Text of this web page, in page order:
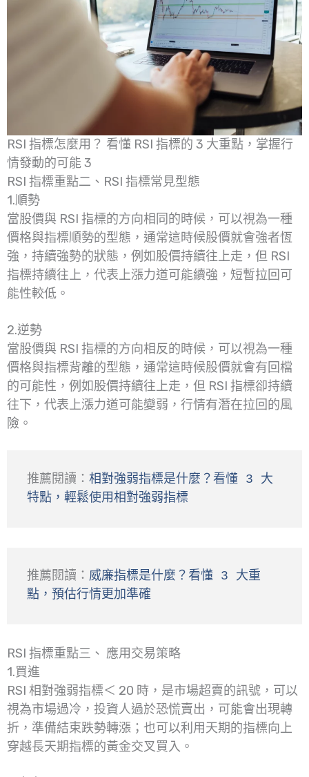
RSI 指標怎麼用？ 看懂 RSI 指標的 3 大重點，掌握行
情發動的可能 3
RSI 指標重點二、RSI 指標常見型態
1.順勢
當股價與 RSI 指標的方向相同的時候，可以視為一種
價格與指標順勢的型態，通常這時候股價就會強者恆
強，持續強勢的狀態，例如股價持續往上走，但 RSI
指標持續往上，代表上漲力道可能續強，短暫拉回可
能性較低。
2.逆勢
當股價與 RSI 指標的方向相反的時候，可以視為一種
價格與指標背離的型態，通常這時候股價就會有回檔
的可能性，例如股價持續往上走，但 RSI 指標卻持續
往下，代表上漲力道可能變弱，行情有潛在拉回的風
險。
推薦閱讀： 相對強弱指標是什麼？看懂 3 大
特點，輕鬆使用相對強弱指標
推薦閱讀： 威廉指標是什麼？看懂 3 大重
點，預估行情更加準確
RSI 指標重點三、 應用交易策略
1.買進
RSI 相對強弱指標＜ 20 時，是市場超賣的訊號，可以
視為市場過冷，投資人過於恐慌賣出，可能會出現轉
折，準備結束跌勢轉漲；也可以利用天期的指標向上
穿越長天期指標的黃金交叉買入。